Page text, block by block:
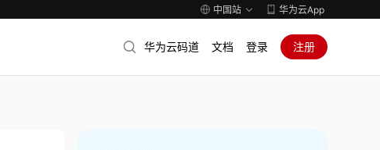
中国站 华为云App
华为云码道 文档 登录 注册